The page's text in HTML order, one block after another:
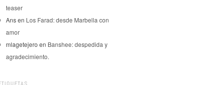
teaser
Ansen Los Farad: desde Marbella con
amor
mlagetejero en Banshee: despedida y
agradecimiento.